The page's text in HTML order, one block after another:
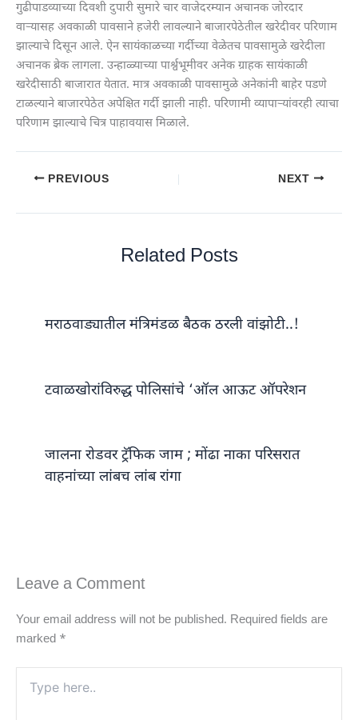
गुढीपाडव्याच्या दिवशी दुपारी सुमारे चार वाजेदरम्यान अचानक जोरदार
वाऱ्यासह अवकाळी पावसाने हजेरी लावल्याने बाजारपेठेतील खरेदीवर परिणाम
झाल्याचे दिसून आले. ऐन सायंकाळच्या गर्दीच्या वेळेतच पावसामुळे खरेदीला
अचानक ब्रेक लागला. उन्हाळ्याच्या पार्श्वभूमीवर अनेक ग्राहक सायंकाळी
खरेदीसाठी बाजारात येतात. मात्र अवकाळी पावसामुळे अनेकांनी बाहेर पडणे
टाळल्याने बाजारपेठेत अपेक्षित गर्दी झाली नाही. परिणामी व्यापाऱ्यांवरही त्याचा
परिणाम झाल्याचे चित्र पाहावयास मिळाले.
PREVIOUS NEXT
Related Posts
मराठवाड्यातील मंत्रिमंडळ बैठक ठरली वांझोटी..!
टवाळखोरांविरुद्ध पोलिसांचे ‘ऑल आऊट ऑपरेशन
जालना रोडवर ट्रॅफिक जाम ; मोंढा नाका परिसरात
वाहनांच्या लांबच लांब रांगा
Leave a Comment
Your email address will not be published. Required fields are
marked *
here..